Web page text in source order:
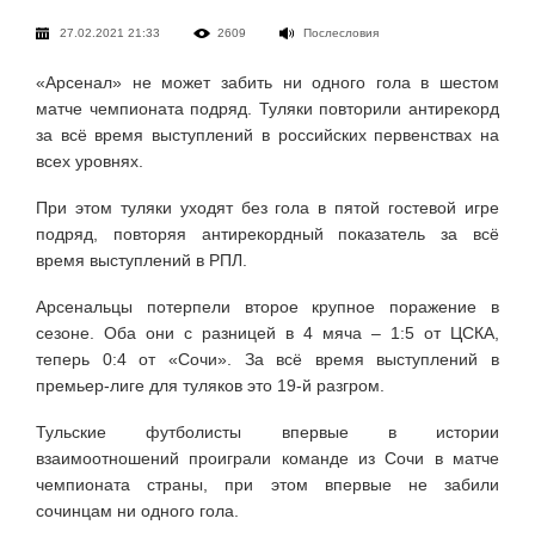
27.02.2021 21:33 2609 Послесловия
«Арсенал» не может забить ни одного гола в шестом
матче чемпионата подряд. Туляки повторили антирекорд
за всё время выступлений в российских первенствах на
всех уровнях.
При этом туляки уходят без гола в пятой гостевой игре
подряд, повторяя антирекордный показатель за всё
время выступлений в РПЛ.
Арсенальцы потерпели второе крупное поражение в
сезоне. Оба они с разницей в 4 мяча – 1:5 от ЦСКА,
теперь 0:4 от «Сочи». За всё время выступлений в
премьер-лиге для туляков это 19-й разгром.
Тульские футболисты впервые в истории
взаимоотношений проиграли команде из Сочи в матче
чемпионата страны, при этом впервые не забили
сочинцам ни одного гола.